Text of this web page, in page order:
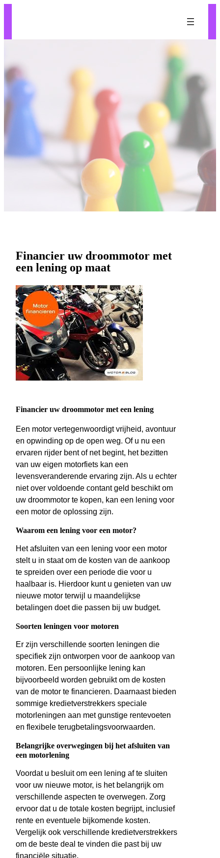
Financier uw droommotor met
een lening op maat
Financier uw droommotor met een lening
Een motor vertegenwoordigt vrijheid, avontuur
en opwinding op de open weg. Of u nu een
ervaren rijder bent of net begint, het bezitten
van uw eigen motorfiets kan een
levensveranderende ervaring zijn. Als u echter
niet over voldoende contant geld beschikt om
uw droommotor te kopen, kan een lening voor
een motor de oplossing zijn.
Waarom een lening voor een motor?
Het afsluiten van een lening voor een motor
stelt u in staat om de kosten van de aankoop
te spreiden over een periode die voor u
haalbaar is. Hierdoor kunt u genieten van uw
nieuwe motor terwijl u maandelijkse
betalingen doet die passen bij uw budget.
Soorten leningen voor motoren
Er zijn verschillende soorten leningen die
specifiek zijn ontworpen voor de aankoop van
motoren. Een persoonlijke lening kan
bijvoorbeeld worden gebruikt om de kosten
van de motor te financieren. Daarnaast bieden
sommige kredietverstrekkers speciale
motorleningen aan met gunstige rentevoeten
en flexibele terugbetalingsvoorwaarden.
Belangrijke overwegingen bij het afsluiten van
een motorlening
Voordat u besluit om een lening af te sluiten
voor uw nieuwe motor, is het belangrijk om
verschillende aspecten te overwegen. Zorg
ervoor dat u de totale kosten begrijpt, inclusief
rente en eventuele bijkomende kosten.
Vergelijk ook verschillende kredietverstrekkers
om de beste deal te vinden die past bij uw
financiële situatie.